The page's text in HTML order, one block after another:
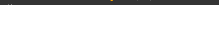
Новости